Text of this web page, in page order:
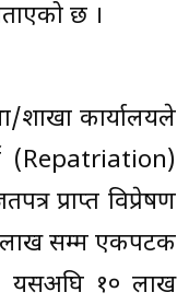
छ ।
शाखा कार्यालयले
(Repatriation)
प्राप्त विप्रेषण
लाख सम्म एकपटक
यसअघि १० लाख